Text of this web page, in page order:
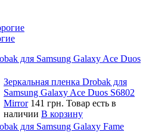
для Samsung Galaxy Ace Duos
Зеркальная пленка Drobak для
Samsung Galaxy Ace Duos S6802
Mirror 141 грн. Товар есть в
наличии В корзину
для Samsung Galaxy Fame